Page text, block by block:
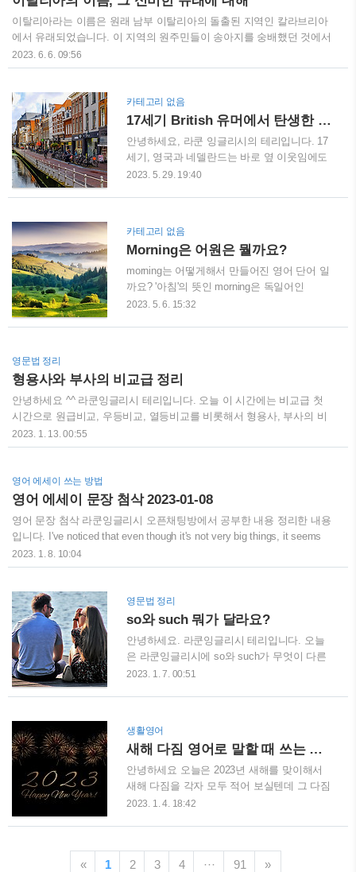
원 (Early bird)..
정복: 더 이상 현재완료 사용하는데 어려움이 없도록! 2주 - 조동사는 확
률이다: ..
이탈리아라는 이름은 원래 남부 이탈리아의 돌출된 지역인 칼라브리아
에서 유래되었습니다. 이 지역의 원주민들이 송아지를 숭배했던 것에서
이름이 붙여진 것으로 보입니다. 이들은 암소를 의미하는 'vitulus'라는
단어를 사용했는데, 많은 수의 소가 지역에 살았다는 사실을 통해 이해
'vitulus'에서 파생된 것으로 보입니다. 'V'의 두 글자가 빠져서 'Italia'가 된
것이죠. 여기서 'vitulus'는 'vituline'이라는 단어에도 연결되어 있습니다.
이 단어는 '송아지의 등'을 뜻하며, 이탈리아의 이름에 그 뿌리를 두고 있
습니다. 고대 그리스인들이 처음 칼라브리아를 방문했을 때, 그들은 지
역에 있는 풍부한 소의 존재를 발견했습..
2023. 6. 6. 09:56
카테고리 없음
17세기 British 유머에서 탄생한 ‘Dutch’ 표현들: 네델란드에 대한 오해를 풀어봅니다.
안녕하세요, 라쿤 잉글리시의 테리입니다. 17
세기, 영국과 네델란드는 바로 옆 이웃임에도
불구하고, 사이가 그다지 좋지 않았던 시기였
번째로 떠오르는 표현이 바로 'Go Dutch'입니
다. 우리에게 이 표현은 '나눠서 계산하다'로
익숙하지만, 사실 이 원래 의미는 그리 쿨하지
않았답니다. 이것은 고작곡곡 자신의 몫만 계
산하는 네델란드 사람들을 약간 비꼬는 말이
입니다. ..
2023. 5. 29. 19:40
카테고리 없음
Morning은 어원은 뭘까요?
morning는 어떻게해서 만들어진 영어 단어 일
까요? '아침'의 뜻인 morning은 독일어인
morgen 에서 g가 탈락해서 나오는 말입니다.
어져서 ' 그 다음으로 향하는 아침'이라는 뜻
바로 내일이 된 것이죠. today는 '향하는 날' 바
로 오늘이고, 'tonight'는 향하는 저녁 오늘 저녁
'혼자서 오전 중에 경작 할 수 있는 땅의 양'의
2023. 5. 6. 15:32
영문법 정리
형용사와 부사의 비교급 정리
안녕하세요 ^^ 라쿤잉글리시 테리입니다. 오늘 이 시간에는 비교급 첫
시간으로 원급비교, 우등비교, 열등비교를 비롯해서 형용사, 부사의 비
교급 만드는 방법도 알아보겠습니다. 01 원급비교, 우등비교, 열등비교
비교(comparatives)에는 원급비교, 우등비교, 열등비교가 있습니다. 원
합니다. as ... as」 사이에 형용사와 부사의 원래 형태(원급)를 씁니다.
부정문은 앞의 as so로 바꾸어 not so ... as」로 쓸 수 있다. Christine is
나는 형만큼 열심히 공부한다. My car isn't as..
2023. 1. 13. 00:55
영어 에세이 쓰는 방법
영어 에세이 문장 첨삭 2023-01-08
영어 문장 첨삭 라쿤잉글리시 오픈채팅방에서 공부한 내용 정리한 내용
입니다. I've noticed that even though it's not very big things, it seems
that these little things bring us more often feelings of happiness in life.
But sometimes we take them be granted easily. → I've noticed that
bring us more feelings of happiness in life more often. But sometimes
we t..
2023. 1. 8. 10:04
영문법 정리
so와 such 뭐가 달라요?
안녕하세요. 라쿤잉글리시 테리입니다. 오늘
은 라쿤잉글리시에 so와 such가 무엇이 다른
지 살펴보도록 하겠습니다. so의 역할 so는 명
했다. 시험이 그 정도로 매우 쉬웠다. Nobody
understood him. He spoke so quickly. 아무도
그의 말을 이해하지 못했다. 그는 그렇게나 빨
리 말했다. such 의 역할 such는 명사와 함께
쓰인 형용사를 수식 강조합니다. such+a/an +
2023. 1. 7. 00:51
생활영어
새해 다짐 영어로 말할 때 쓰는 표현 정리 - New Year Resolution
안녕하세요 오늘은 2023년 새해를 맞이해서
새해 다짐을 각자 모두 적어 보실텐데 그 다짐
을 영어로 말하고 쓸 때 사용할 수 있는 영어
스로에게 다짐하는 셀프 토크를 해야 그것이
이루어진다고 합니다. 꼭 새해 다짐, 자기 확
2023. 1. 4. 18:42
« 1 2 3 4 ··· 91 »